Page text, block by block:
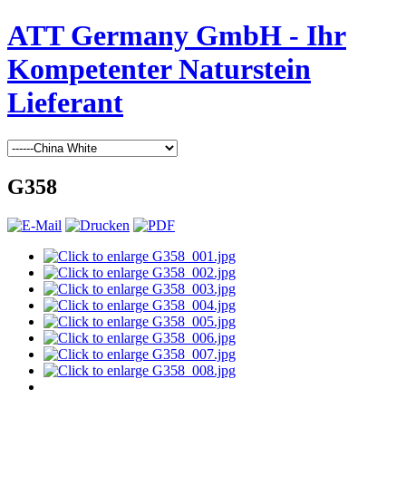
ATT Germany GmbH - Ihr
Kompetenter Naturstein
Lieferant
G358